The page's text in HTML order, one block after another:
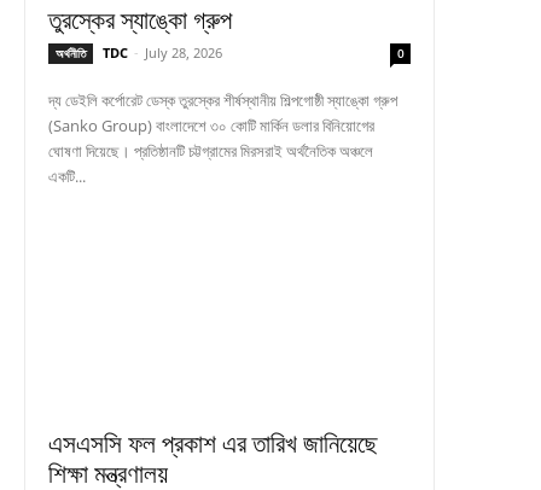
তুরস্কের স্যাঙ্কো গ্রুপ
অর্থনীতি TDC - July 28, 2026 0
দ্য ডেইলি কর্পোরেট ডেস্ক তুরস্কের শীর্ষস্থানীয় শিল্পগোষ্ঠী স্যাঙ্কো গ্রুপ
(Sanko Group) বাংলাদেশে ৩০ কোটি মার্কিন ডলার বিনিয়োগের
ঘোষণা দিয়েছে। প্রতিষ্ঠানটি চট্টগ্রামের মিরসরাই অর্থনৈতিক অঞ্চলে
একটি...
এসএসসি ফল প্রকাশ এর তারিখ জানিয়েছে
শিক্ষা মন্ত্রণালয়